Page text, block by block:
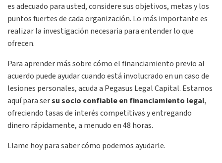
es adecuado para usted, considere sus objetivos, metas y los
puntos fuertes de cada organización. Lo más importante es
realizar la investigación necesaria para entender lo que
ofrecen.
Para aprender más sobre cómo el financiamiento previo al
acuerdo puede ayudar cuando está involucrado en un caso de
lesiones personales, acuda a Pegasus Legal Capital. Estamos
aquí para sersu socio confiable en financiamiento legal,
ofreciendo tasas de interés competitivas y entregando
dinero rápidamente, a menudo en 48 horas.
Llame hoy para saber cómo podemos ayudarle.